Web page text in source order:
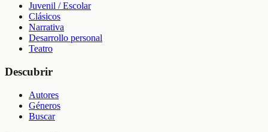
Juvenil / Escolar
Clásicos
Narrativa
Desarrollo personal
Teatro
Descubrir
Autores
Géneros
Buscar